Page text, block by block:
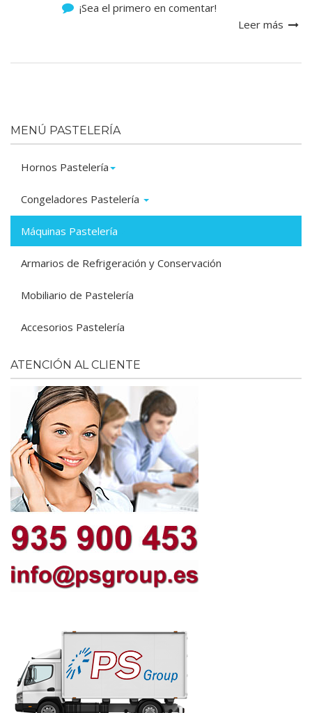
¡Sea el primero en comentar!
Leer más
MENÚ PASTELERÍA
Hornos Pastelería
Congeladores Pastelería
Máquinas Pastelería
Armarios de Refrigeración y Conservación
Mobiliario de Pastelería
Accesorios Pastelería
ATENCIÓN AL CLIENTE